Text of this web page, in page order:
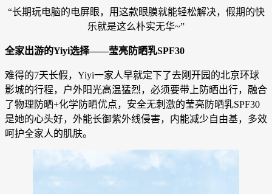
“长期玩电脑的电屏眼，用这款眼膜就能轻松解决，假期的快
乐就是这么朴实无华~”
全家出游的Yiyi选择——莹亮防晒乳SPF30
难得的7天长假，Yiyi一家人早就定下了去刚开园的北京环球
影城的行程，户外阳光高温猛烈，必须要带上防晒出行，融合
了物理防晒+化学防晒优点，安全无刺激的莹亮防晒乳SPF30
是她的心头好，外能长御紫外线侵害，内能减少自由基，多效
呵护全家人的肌肤。